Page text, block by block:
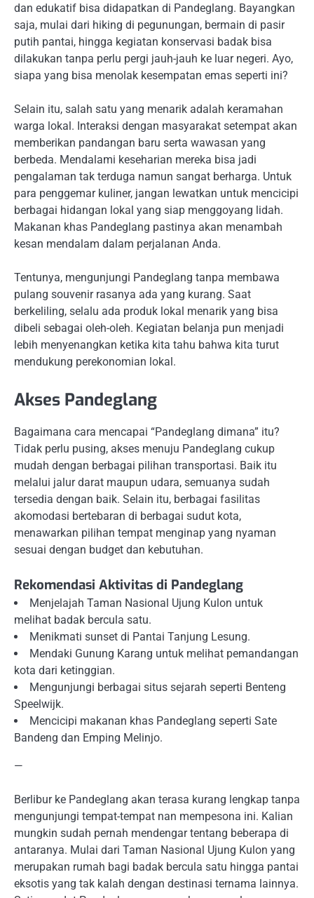
dan edukatif bisa didapatkan di Pandeglang. Bayangkan
saja, mulai dari hiking di pegunungan, bermain di pasir
putih pantai, hingga kegiatan konservasi badak bisa
dilakukan tanpa perlu pergi jauh-jauh ke luar negeri. Ayo,
siapa yang bisa menolak kesempatan emas seperti ini?
Selain itu, salah satu yang menarik adalah keramahan
warga lokal. Interaksi dengan masyarakat setempat akan
memberikan pandangan baru serta wawasan yang
berbeda. Mendalami keseharian mereka bisa jadi
pengalaman tak terduga namun sangat berharga. Untuk
para penggemar kuliner, jangan lewatkan untuk mencicipi
berbagai hidangan lokal yang siap menggoyang lidah.
Makanan khas Pandeglang pastinya akan menambah
kesan mendalam dalam perjalanan Anda.
Tentunya, mengunjungi Pandeglang tanpa membawa
pulang souvenir rasanya ada yang kurang. Saat
berkeliling, selalu ada produk lokal menarik yang bisa
dibeli sebagai oleh-oleh. Kegiatan belanja pun menjadi
lebih menyenangkan ketika kita tahu bahwa kita turut
mendukung perekonomian lokal.
Akses Pandeglang
Bagaimana cara mencapai “Pandeglang dimana” itu?
Tidak perlu pusing, akses menuju Pandeglang cukup
mudah dengan berbagai pilihan transportasi. Baik itu
melalui jalur darat maupun udara, semuanya sudah
tersedia dengan baik. Selain itu, berbagai fasilitas
akomodasi bertebaran di berbagai sudut kota,
menawarkan pilihan tempat menginap yang nyaman
sesuai dengan budget dan kebutuhan.
Rekomendasi Aktivitas di Pandeglang
Menjelajah Taman Nasional Ujung Kulon untuk
melihat badak bercula satu.
Menikmati sunset di Pantai Tanjung Lesung.
Mendaki Gunung Karang untuk melihat pemandangan
kota dari ketinggian.
Mengunjungi berbagai situs sejarah seperti Benteng
Speelwijk.
Mencicipi makanan khas Pandeglang seperti Sate
Bandeng dan Emping Melinjo.
—
Berlibur ke Pandeglang akan terasa kurang lengkap tanpa
mengunjungi tempat-tempat nan mempesona ini. Kalian
mungkin sudah pernah mendengar tentang beberapa di
antaranya. Mulai dari Taman Nasional Ujung Kulon yang
merupakan rumah bagi badak bercula satu hingga pantai
eksotis yang tak kalah dengan destinasi ternama lainnya.